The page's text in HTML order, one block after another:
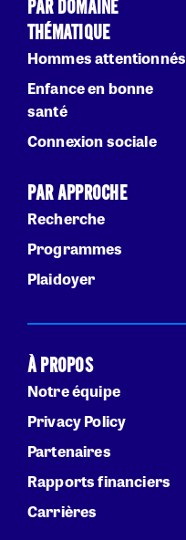
PAR DOMAINE
THÉMATIQUE
Hommes attentionnés
Enfance en bonne
santé
Connexion sociale
PAR APPROCHE
Recherche
Programmes
Plaidoyer
À PROPOS
Notre équipe
Privacy Policy
Partenaires
Rapports financiers
Carrières